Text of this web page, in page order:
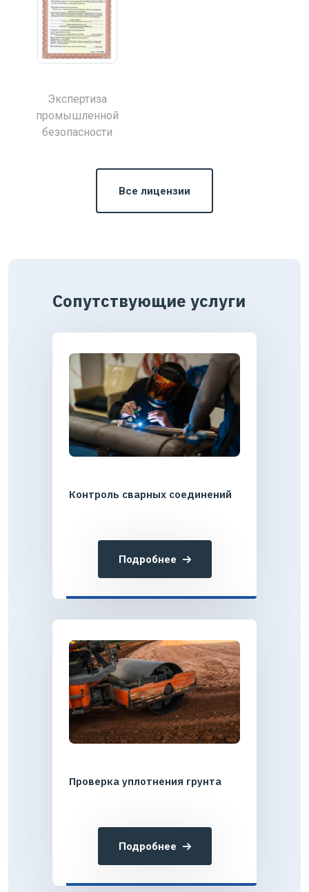
Экспертиза
промышленной
безопасности
Все лицензии
Сопутствующие услуги
Контроль сварных соединений
Подробнее
Проверка уплотнения грунта
Подробнее